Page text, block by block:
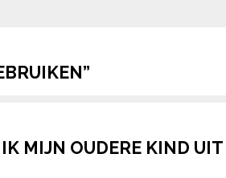
MIJN OUDERE KIND UIT